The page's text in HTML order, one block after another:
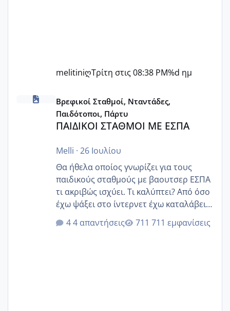
melitiniღΤρίτη στις 08:38 PM%d ημ
ΠΑΙΔΙΚΟΙ ΣΤΑΘΜΟΙ ΜΕ ΕΣΠΑ
Βρεφικοί Σταθμοί, Νταντάδες,
Παιδότοποι, Πάρτυ
ΠΑΙΔΙΚΟΙ ΣΤΑΘΜΟΙ ΜΕ ΕΣΠΑ
Melli · 26 Ιουλίου
Θα ήθελα οποίος γνωρίζει για τους
παιδικούς σταθμούς με βαουτσερ ΕΣΠΑ
τι ακριβώς ισχύει. Τι καλύπτει? Από όσο
έχω ψάξει στο ίντερνετ έχω καταλάβει
ότι το βαουτσερ καλύπτει όλα τα
δίδακτρα και τα τροφεια του ιδιωτικού
4 απαντήσεις 711 εμφανίσεις